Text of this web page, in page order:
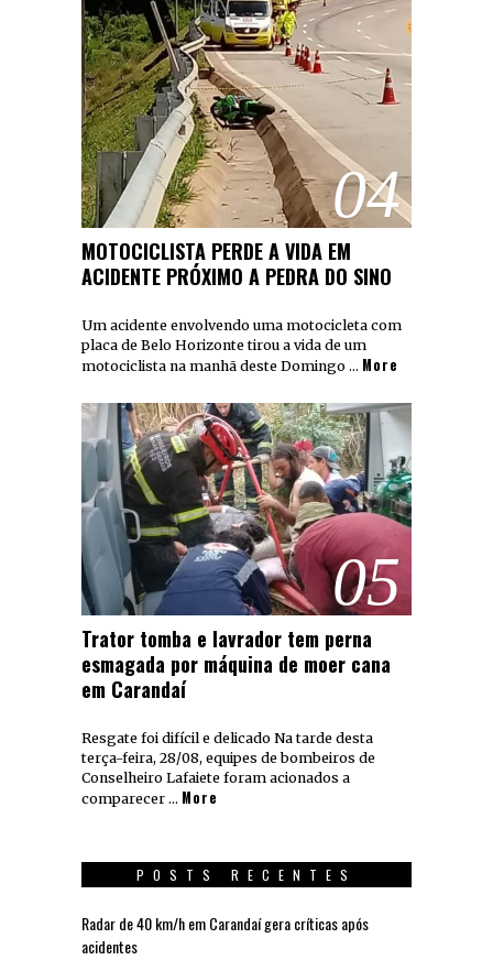
04
MOTOCICLISTA PERDE A VIDA EM
ACIDENTE PRÓXIMO A PEDRA DO SINO
Um acidente envolvendo uma motocicleta com
placa de Belo Horizonte tirou a vida de um
motociclista na manhã deste Domingo … More
05
Trator tomba e lavrador tem perna
esmagada por máquina de moer cana
em Carandaí
Resgate foi difícil e delicado Na tarde desta
terça-feira, 28/08, equipes de bombeiros de
Conselheiro Lafaiete foram acionados a
comparecer … More
POSTS RECENTES
Radar de 40 km/h em Carandaí gera críticas após
acidentes